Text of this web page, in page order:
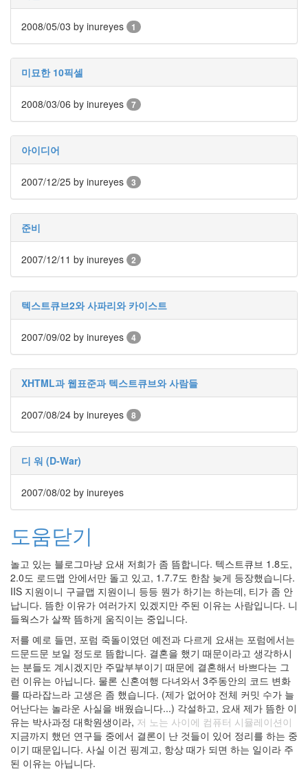
2008/05/03 by inureyes 1
미묘한 10픽셀
2008/03/06 by inureyes 7
아이디어
2007/12/25 by inureyes 3
준비
2007/12/11 by inureyes 2
텍스트큐브2와 사파리와 카이스트
2007/09/02 by inureyes 4
XHTML과 웹표준과 텍스트큐브와 사람들
2007/08/24 by inureyes 8
디 워 (D-War)
2007/08/02 by inureyes
도움닫기
놀고 있는 블로그마냥 요새 저희가 좀 뜸합니다. 텍스트큐브 1.8도,
2.0도 로드맵 안에서만 돌고 있고, 1.7.7도 한참 늦게 등장했습니다.
IIS 지원이니 구글맵 지원이니 등등 뭔가 하기는 하는데, 티가 좀 안
납니다. 뜸한 이유가 여러가지 있겠지만 주된 이유는 사람입니다. 니
들웍스가 살짝 뜸하게 움직이는 중입니다.
저를 예로 들면, 포럼 죽돌이였던 예전과 다르게 요새는 포럼에서는
드문드문 보일 정도로 뜸합니다. 결혼을 했기 때문이라고 생각하시
는 분들도 계시겠지만 주말부부이기 때문에 결혼해서 바쁘다는 그
런 이유는 아닙니다. 물론 신혼여행 다녀와서 3주동안의 코드 변화
를 따라잡느라 고생은 좀 했습니다. (제가 없어야 전체 커밋 수가 늘
어난다는 놀라운 사실을 배웠습니다...) 각설하고, 요새 제가 뜸한 이
유는 박사과정 대학원생이라, 저 노는 사이에 컴퓨터 시뮬레이션이
지금까지 했던 연구들 중에서 결론이 난 것들이 있어 정리를 하는 중
이기 때문입니다. 사실 이건 핑계고, 항상 때가 되면 하는 일이라 주
된 이유는 아닙니다.
recursion
관
기
리
더
뢰
휴
가
전
관
needlworks
메
외
획
입
견
칼
루
아
크
홈
페
이
사
귀